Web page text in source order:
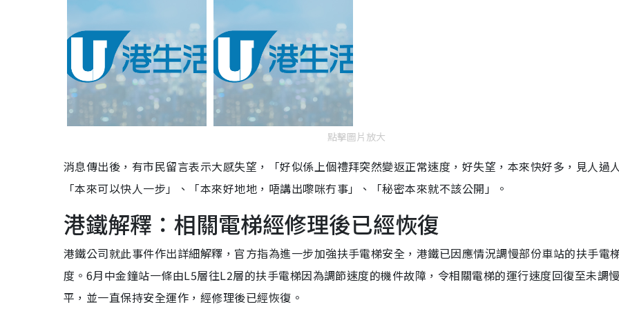
點擊圖片放大
消息傳出後，有市民留言表示大感失望，「好似係上個禮拜突然變返正常速度，好失望，本來快好多，見人過
「本來可以快人一步」、「本來好地地，唔講出嚟咪冇事」、「秘密本來就不該公開」。
港鐵解釋：相關電梯經修理後已經恢復
港鐵公司就此事件作出詳細解釋，官方指為進一步加強扶手電梯安全，港鐵已因應情況調慢部份車站的扶手電
度。6月中金鐘站一條由L5層往L2層的扶手電梯因為調節速度的機件故障，令相關電梯的運行速度回復至未調
平，並一直保持安全運作，經修理後已經恢復。